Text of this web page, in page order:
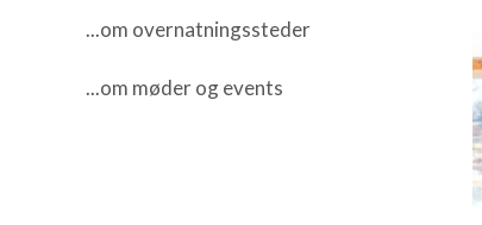
...om overnatningssteder
...om møder og events